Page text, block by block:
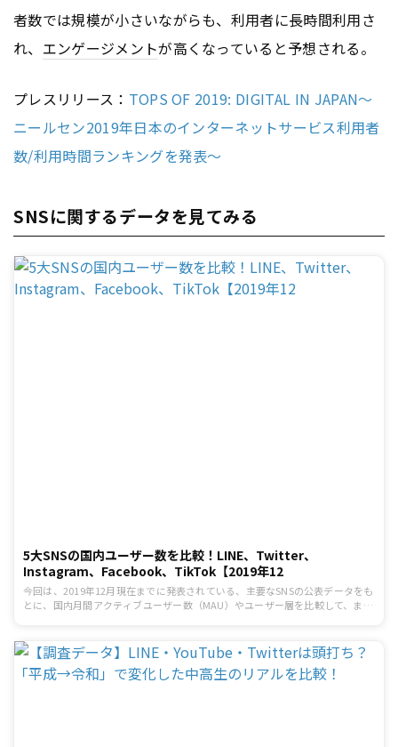
者数では規模が小さいながらも、利用者に長時間利用さ
れ、 エンゲージメントが高くなっていると予想される。
プレスリリース： TOPS OF 2019: DIGITAL IN JAPAN～
ニールセン2019年日本のインターネットサービス利用者
数/利用時間ランキングを発表～
SNSに関するデータを見てみる
5大SNSの国内ユーザー数を比較！LINE、Twitter、
Instagram、Facebook、TikTok【2019年12
今回は、2019年12月現在までに発表されている、主要なSNSの公表データをも
とに、国内月間アクティブユーザー数（MAU）やユーザー層を比較して、まと
ティング戦略を構築しましょう。